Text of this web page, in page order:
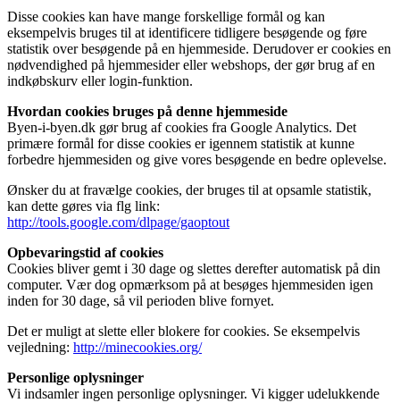
Disse cookies kan have mange forskellige formål og kan
eksempelvis bruges til at identificere tidligere besøgende og føre
statistik over besøgende på en hjemmeside. Derudover er cookies en
nødvendighed på hjemmesider eller webshops, der gør brug af en
indkøbskurv eller login-funktion.
Hvordan cookies bruges på denne hjemmeside
Byen-i-byen.dk gør brug af cookies fra Google Analytics. Det
primære formål for disse cookies er igennem statistik at kunne
forbedre hjemmesiden og give vores besøgende en bedre oplevelse.
Ønsker du at fravælge cookies, der bruges til at opsamle statistik,
kan dette gøres via flg link:
http://tools.google.com/dlpage/gaoptout
Opbevaringstid af cookies
Cookies bliver gemt i 30 dage og slettes derefter automatisk på din
computer. Vær dog opmærksom på at besøges hjemmesiden igen
inden for 30 dage, så vil perioden blive fornyet.
Det er muligt at slette eller blokere for cookies. Se eksempelvis
vejledning: http://minecookies.org/
Personlige oplysninger
Vi indsamler ingen personlige oplysninger. Vi kigger udelukkende